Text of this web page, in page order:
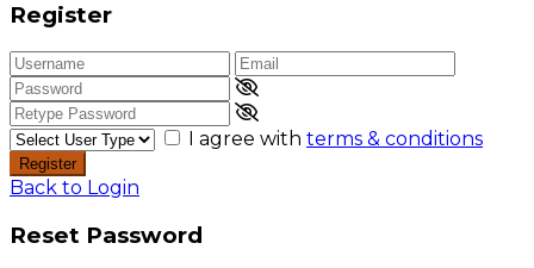
Register
I agree with terms & conditions
Register
Back to Login
Reset Password